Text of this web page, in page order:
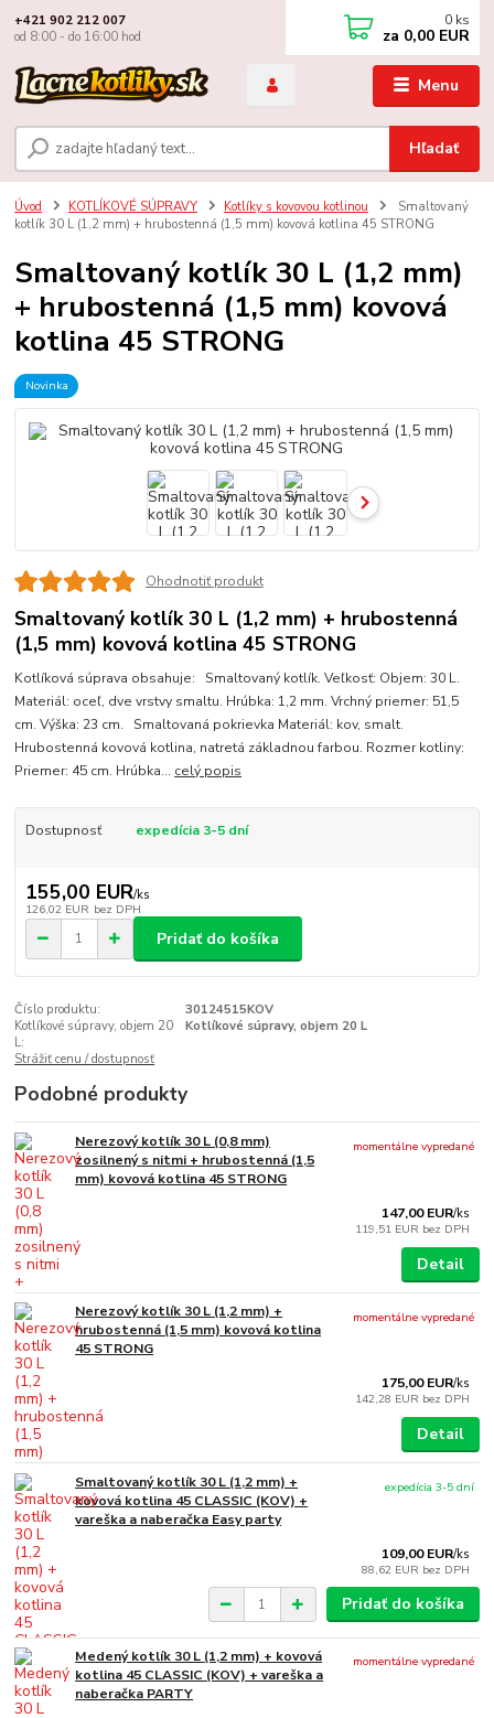
Menu
Hľadať
+421 902 212 007
od 8:00 - do 16:00 hod
0 ks
za 0,00 EUR
Úvod KOTLÍKOVÉ SÚPRAVY Kotlíky s kovovou kotlinou
Smaltovaný
kotlík 30 L (1,2 mm) + hrubostenná (1,5 mm) kovová kotlina 45 STRONG
Smaltovaný kotlík 30 L (1,2 mm)
+ hrubostenná (1,5 mm) kovová
kotlina 45 STRONG
Novinka
Ohodnotiť produkt
Smaltovaný kotlík 30 L (1,2 mm) + hrubostenná
(1,5 mm) kovová kotlina 45 STRONG
Kotlíková súprava obsahuje: Smaltovaný kotlík. Veľkosť: Objem: 30 L.
Materiál: oceľ, dve vrstvy smaltu. Hrúbka: 1,2 mm. Vrchný priemer: 51,5
cm. Výška: 23 cm. Smaltovaná pokrievka Materiál: kov, smalt.
Hrubostenná kovová kotlina, natretá základnou farbou. Rozmer kotliny:
Priemer: 45 cm. Hrúbka... celý popis
Dostupnosť expedícia 3-5 dní
155,00 EUR/ks
126,02 EUR bez DPH
Pridať do košíka
Číslo produktu:
30124515KOV
Kotlíkové súpravy, objem 20
L:
Kotlíkové súpravy, objem 20 L
Strážiť cenu / dostupnosť
Podobné produkty
Nerezový kotlík 30 L (0,8 mm)
zosilnený s nitmi + hrubostenná (1,5
mm) kovová kotlina 45 STRONG
147,00 EUR/ks
119,51 EUR bez DPH
momentálne vypredané
Detail
Nerezový kotlík 30 L (1,2 mm) +
hrubostenná (1,5 mm) kovová kotlina
45 STRONG
175,00 EUR/ks
142,28 EUR bez DPH
momentálne vypredané
Detail
Smaltovaný kotlík 30 L (1,2 mm) +
kovová kotlina 45 CLASSIC (KOV) +
vareška a naberačka Easy party
109,00 EUR/ks
88,62 EUR bez DPH
expedícia 3-5 dní
Pridať do košíka
Medený kotlík 30 L (1,2 mm) + kovová
kotlina 45 CLASSIC (KOV) + vareška a
naberačka PARTY
momentálne vypredané